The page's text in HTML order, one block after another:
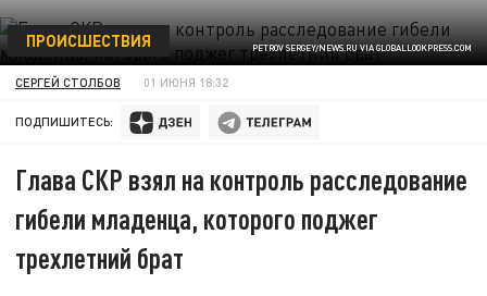
PETROV SERGEY/NEWS.RU VIA GLOBALLOOKPRESS.COM
ПРОИСШЕСТВИЯ
СЕРГЕЙ СТОЛБОВ 01 ИЮНЯ 18:32
ПОДПИШИТЕСЬ:
Глава СКР взял на контроль расследование
гибели младенца, которого поджег
трехлетний брат